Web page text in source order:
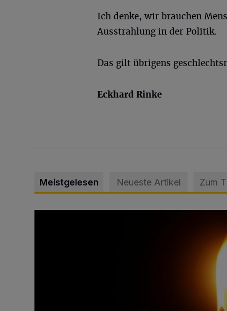
Ich denke, wir brauchen
Ausstrahlung in der Politik.
Das gilt übrigens
Eckhard Rinke
Meistgelesen Neueste Artikel Zum